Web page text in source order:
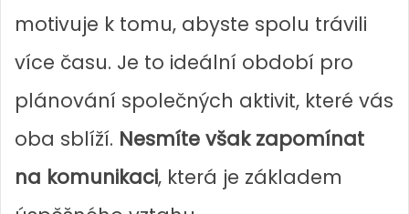
motivuje k tomu, abyste spolu trávili
více času. Je to ideální období pro
plánování společných aktivit, které vás
oba sblíží. Nesmíte však zapomínat
na komunikaci, která je základem